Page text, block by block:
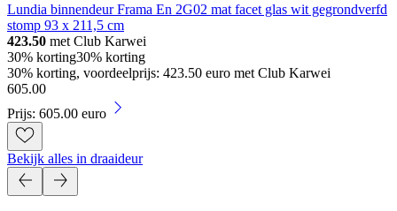
Lundia binnendeur Frama En 2G02 mat facet glas wit gegrondverfd
stomp 93 x 211,5 cm
423.50 met Club Karwei
30% korting30% korting
30% korting, voordeelprijs: 423.50 euro met Club Karwei
605.00
Prijs: 605.00 euro
Bekijk alles in draaideur